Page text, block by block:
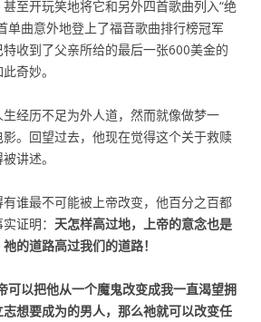
至开玩笑地将它和另外四首歌曲列入“绝
单曲意外地登上了福音歌曲排行榜冠军
收到了父亲所给的最后一张600美金的
奇妙。
经历不足为外人道，然而就像做梦一
。回望过去，他现在觉得这个关于救赎
讲述。
谁最不可能被上帝改变，他百分之百都
证明： 天怎样高过地，上帝的意念也是
的道路高过我们的道路！
可以把他从一个魔鬼改变成我一直渴望拥
想要成为的男人，那么祂就可以改变任